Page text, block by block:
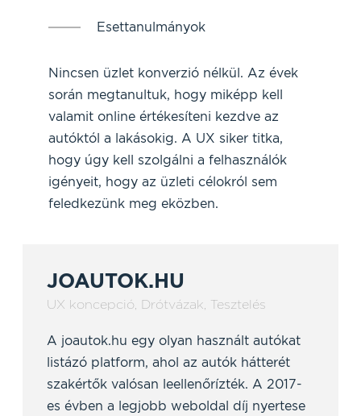
Esettanulmányok
Nincsen üzlet konverzió nélkül. Az évek
során megtanultuk, hogy miképp kell
valamit online értékesíteni kezdve az
autóktól a lakásokig. A UX siker titka,
hogy úgy kell szolgálni a felhasználók
igényeit, hogy az üzleti célokról sem
feledkezünk meg eközben.
JOAUTOK.HU
UX koncepció, Drótvázak, Tesztelés
A joautok.hu egy olyan használt autókat
listázó platform, ahol az autók hátterét
szakértők valósan leellenőrízték. A 2017-
es évben a legjobb weboldal díj nyertese